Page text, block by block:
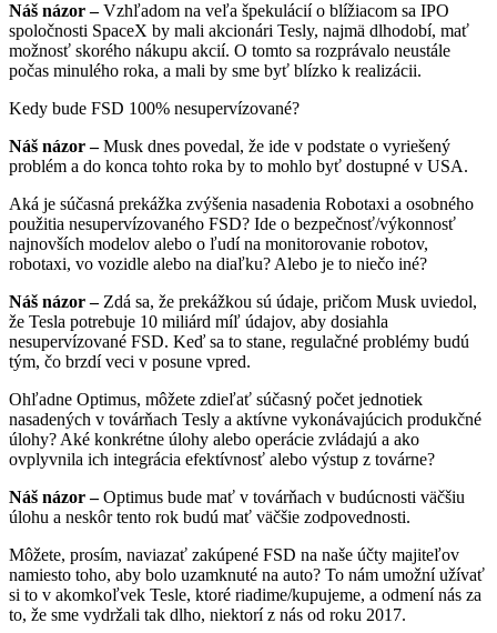
Náš názor –Vzhľadom na veľa špekulácií o blížiacom sa IPO
spoločnosti SpaceX by mali akcionári Tesly, najmä dlhodobí, mať
možnosť skorého nákupu akcií. O tomto sa rozprávalo neustále
počas minulého roka, a mali by sme byť blízko k realizácii.
Kedy bude FSD 100% nesupervízované?
Náš názor –Musk dnes povedal, že ide v podstate o vyriešený
problém a do konca tohto roka by to mohlo byť dostupné v USA.
Aká je súčasná prekážka zvýšenia nasadenia Robotaxi a osobného
použitia nesupervízovaného FSD? Ide o bezpečnosť/výkonnosť
najnovších modelov alebo o ľudí na monitorovanie robotov,
robotaxi, vo vozidle alebo na diaľku? Alebo je to niečo iné?
Náš názor –Zdá sa, že prekážkou sú údaje, pričom Musk uviedol,
že Tesla potrebuje 10 miliárd míľ údajov, aby dosiahla
nesupervízované FSD. Keď sa to stane, regulačné problémy budú
tým, čo brzdí veci v posune vpred.
Ohľadne Optimus, môžete zdieľať súčasný počet jednotiek
nasadených v továrňach Tesly a aktívne vykonávajúcich produkčné
úlohy? Aké konkrétne úlohy alebo operácie zvládajú a ako
ovplyvnila ich integrácia efektívnosť alebo výstup z továrne?
Náš názor –Optimus bude mať v továrňach v budúcnosti väčšiu
úlohu a neskôr tento rok budú mať väčšie zodpovednosti.
Môžete, prosím, naviazať zakúpené FSD na naše účty majiteľov
namiesto toho, aby bolo uzamknuté na auto? To nám umožní užívať
si to v akomkoľvek Tesle, ktoré riadime/kupujeme, a odmení nás za
to, že sme vydržali tak dlho, niektorí z nás od roku 2017.